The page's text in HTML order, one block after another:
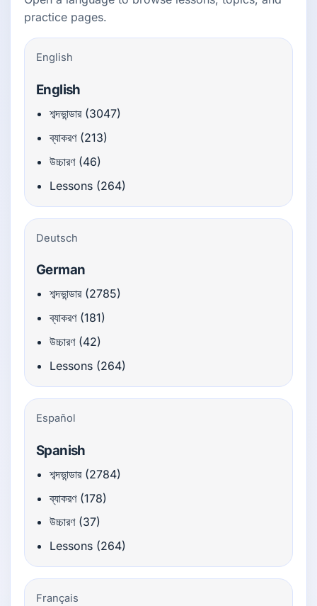
practice pages.
English
English
শব্দভান্ডার (3047)
ব্যাকরণ (213)
উচ্চারণ (46)
Lessons (264)
Deutsch
German
শব্দভান্ডার (2785)
ব্যাকরণ (181)
উচ্চারণ (42)
Lessons (264)
Español
Spanish
শব্দভান্ডার (2784)
ব্যাকরণ (178)
উচ্চারণ (37)
Lessons (264)
Français